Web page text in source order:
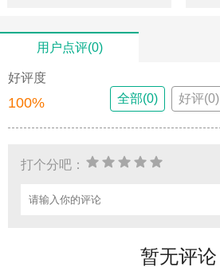
用户点评(0)
好评度
100% 全部(0) 好评(0)
打个分吧：
暂无评论